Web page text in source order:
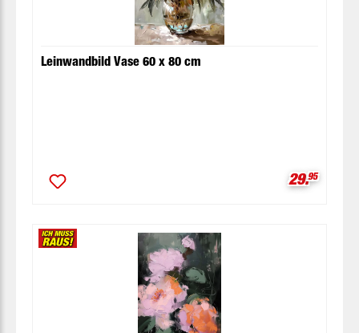
Leinwandbild Vase 60 x 80 cm
29.95